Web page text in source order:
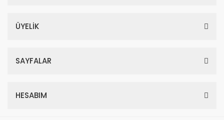
ÜYELİK
SAYFALAR
HESABIM